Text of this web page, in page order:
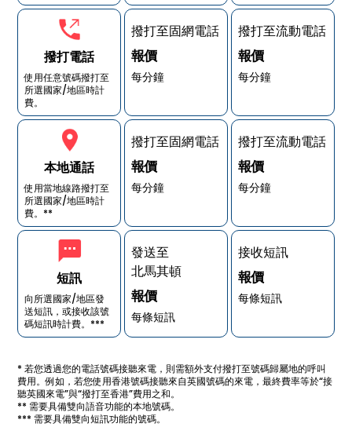
撥打電話
使用任意號碼撥打至
所選國家/地區時計
費。
本地通話
使用當地線路撥打至
所選國家/地區時計
費。**
短訊
向所選國家/地區發
送短訊，或接收該號
碼短訊時計費。***
撥打至固網電話
報價
每分鐘
撥打至固網電話
報價
每分鐘
發送至
北馬其頓
報價
每條短訊
撥打至流動電話
報價
每分鐘
撥打至流動電話
報價
每分鐘
接收短訊
報價
每條短訊
* 若您透過您的電話號碼接聽來電，則需額外支付撥打至號碼歸屬地的呼叫
費用。例如，若您使用香港號碼接聽來自英國號碼的來電，最終費率等於“接
聽英國來電”與“撥打至香港”費用之和。
** 需要具備雙向語音功能的本地號碼。
*** 需要具備雙向短訊功能的號碼。